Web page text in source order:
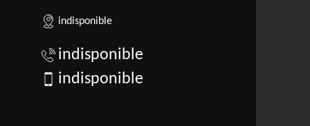
indisponible
indisponible
indisponible